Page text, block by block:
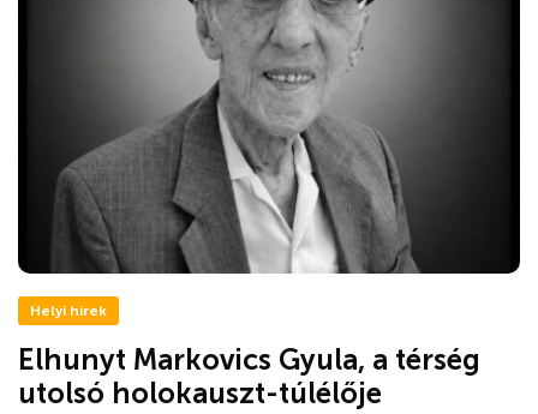
Helyi hírek
Elhunyt Markovics Gyula, a térség
utolsó holokauszt-túlélője